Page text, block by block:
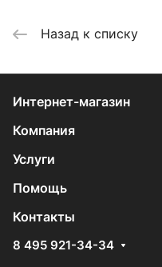
Назад к списку
Интернет-магазин
Компания
Услуги
Помощь
Контакты
8 495 921-34-34